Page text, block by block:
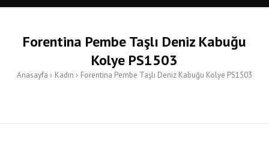
Forentina Pembe Taşlı Deniz Kabuğu
Kolye PS1503
Anasayfa Kadın Forentina Pembe Taşlı Deniz Kabuğu Kolye PS1503